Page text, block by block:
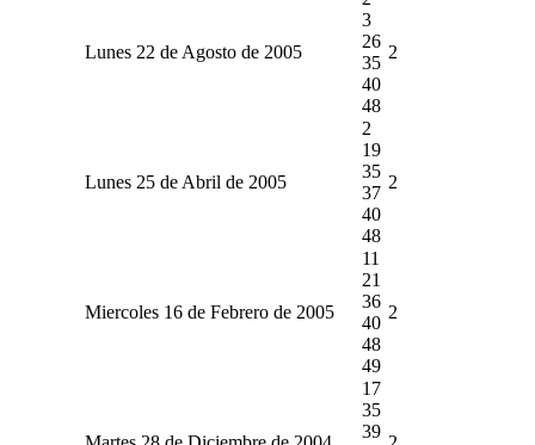
Lunes 22 de Agosto de 2005
3
26
35
40
48
2
Lunes 25 de Abril de 2005
2
19
35
37
40
48
2
Miercoles 16 de Febrero de 2005
11
21
36
40
48
49
2
17
35
39